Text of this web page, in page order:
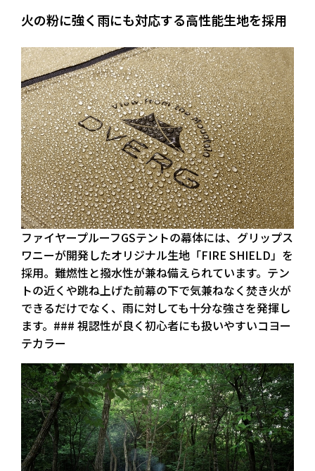
火の粉に強く雨にも対応する高性能生地を採用
ファイヤープルーフGSテントの幕体には、グリップス
ワニーが開発したオリジナル生地「FIRE SHIELD」を
採用。難燃性と撥水性が兼ね備えられています。テン
トの近くや跳ね上げた前幕の下で気兼ねなく焚き火が
できるだけでなく、雨に対しても十分な強さを発揮し
ます。### 視認性が良く初心者にも扱いやすいコヨー
テカラー